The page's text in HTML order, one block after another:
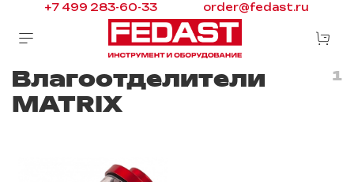
+7 499 283-60-33 order@fedast.ru
Влагоотделители
MATRIX
1